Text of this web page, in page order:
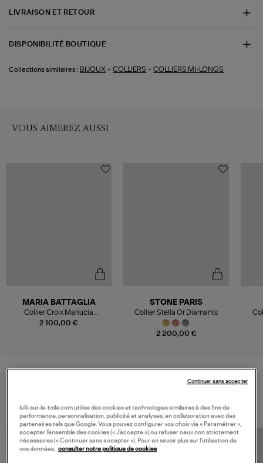
LIVRAISON ET RETOUR
DISPONIBILITÉ BOUTIQUE
Collections similaires : BIJOUX -COLLIERS -COLLIERS MI-LONGS
VOUS AIMEREZ AUSSI
2 100,00 €
MARIA BATTAGLIA
Collier Croix Mariucia
Diamants Or Rose
2 200,00 €
STONE PARIS
Collier Stella Or Diamants
lulli-sur-la-toile.com utilise des cookies et technologies similaires à des fins de
performance, personnalisation, publicité et analyses, en collaboration avec des
partenaires tels que Google. Vous pouvez configurer vos choix via « Paramétrer »,
accepter l’ensemble des cookies (« J’accepte ») ou refuser ceux non strictement
nécessaires (« Continuer sans accepter »). Pour en savoir plus sur l’utilisation de
vos données, consulter notre politique de cookies
Continuer sans accepter